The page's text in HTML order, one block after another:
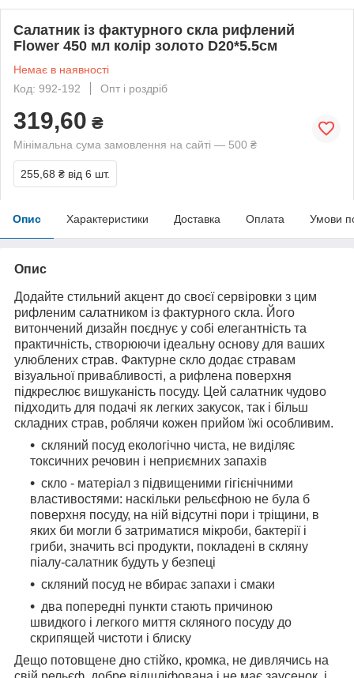
Салатник із фактурного скла рифлений
Flower 450 мл колір золото D20*5.5см
Немає в наявності
Код: 992-192
Опт і роздріб
319,60 ₴
Мінімальна сума замовлення на сайті — 500 ₴
255,68 ₴ від 6 шт.
Опис Характеристики Доставка Оплата Умови
Опис
Додайте стильний акцент до своєї сервіровки з цим
рифленим салатником із фактурного скла. Його
витончений дизайн поєднує у собі елегантність та
практичність, створюючи ідеальну основу для ваших
улюблених страв. Фактурне скло додає стравам
візуальної привабливості, а рифлена поверхня
підкреслює вишуканість посуду. Цей салатник чудово
підходить для подачі як легких закусок, так і більш
складних страв, роблячи кожен прийом їжі особливим.
скляний посуд екологічно чиста, не виділяє
токсичних речовин і неприємних запахів
скло - матеріал з підвищеними гігієнічними
властивостями: наскільки рельєфною не була б
поверхня посуду, на ній відсутні пори і тріщини, в
яких би могли б затриматися мікроби, бактерії і
гриби, значить всі продукти, покладені в скляну
піалу-салатник будуть у безпеці
скляний посуд не вбирає запахи і смаки
два попередні пункти стають причиною
швидкого і легкого миття скляного посуду до
скрипящей чистоти і блиску
Дещо потовщене дно стійко, кромка, не дивлячись на